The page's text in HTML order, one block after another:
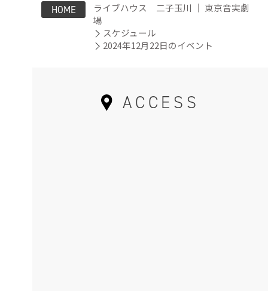
HOME
ライブハウス 二子玉川 ｜ 東京音実劇
場
スケジュール
2024年12月22日のイベント
ACCESS